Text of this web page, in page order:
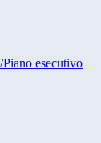
esecutivo